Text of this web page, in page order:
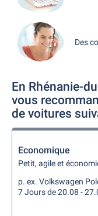
Des
En Rhénanie-
vous
de voitures
Economique
Petit, agile et
p. ex. Volkswagen
7 Jours de 20.08 -